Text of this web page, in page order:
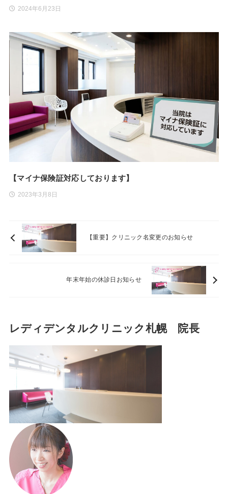
2024年6月23日
【マイナ保険証対応しております】
2023年3月8日
【重要】クリニック名変更のお知らせ
年末年始の休診日お知らせ
レディデンタルクリニック札幌 院長